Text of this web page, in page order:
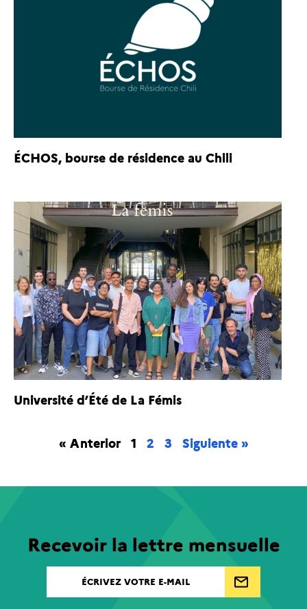
ÉCHOS, bourse de résidence au Chili
Université d’Été de La Fémis
« Anterior 1 2 3 Siguiente »
Recevoir la lettre mensuelle